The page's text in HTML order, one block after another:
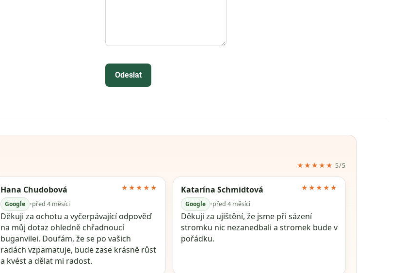
Odeslat
★★★★★ 5/5
Hana Chudobová
Google •před 4 měsíci
★★★★★
Děkuji za ochotu a vyčerpávající odpověď
na můj dotaz ohledně chřadnoucí
buganvilei. Doufám, že se po vašich
radách vzpamatuje, bude zase krásně růst
a kvést a dělat mi radost.
Katarína Schmidtová
Google •před 4 měsíci
★★★★★
Děkuji za ujištění, že jsme při sázení
stromku nic nezanedbali a stromek bude v
pořádku.